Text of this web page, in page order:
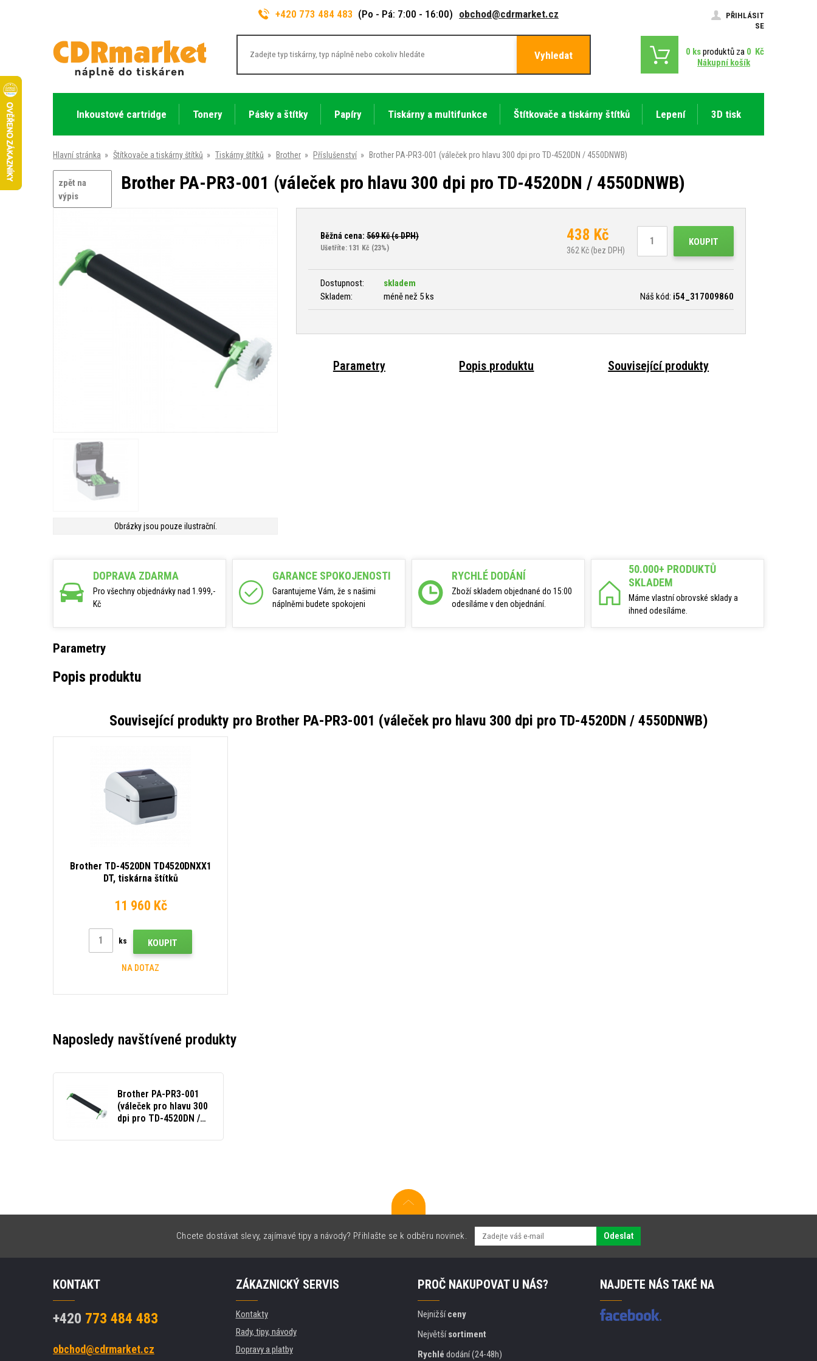
+420 773 484 483 (Po - Pá: 7:00 - 16:00) obchod@cdrmarket.cz
PŘIHLÁSIT
SE
Vyhledat 0 ksproduktů za 0 Kč
Nákupní košík
Inkoustové cartridge Tonery Pásky a štítky Papíry Tiskárny a multifunkce Štítkovače a tiskárny štítků Lepení 3D tisk
Hlavní stránka » Štítkovače a tiskárny štítků » Tiskárny štítků » Brother » Příslušenství » Brother PA-PR3-001 (váleček pro hlavu 300 dpi pro TD-4520DN / 4550DNWB)
zpět na
výpis
Brother PA-PR3-001 (váleček pro hlavu 300 dpi pro TD-4520DN / 4550DNWB)
Obrázky jsou pouze ilustrační.
Běžná cena: 569Kč (s DPH)
Ušetříte: 131 Kč (23%)
438 Kč
362 Kč (bez DPH)
KOUPIT
Dostupnost:
skladem
Skladem:
méně než 5 ks Náš kód: i54_317009860
Parametry Popis produktu Související produkty
DOPRAVA ZDARMA
Pro všechny objednávky nad 1.999,-
Kč
GARANCE SPOKOJENOSTI
Garantujeme Vám, že s našimi
náplněmi budete spokojeni
RYCHLÉ DODÁNÍ
Zboží skladem objednané do 15:00
odesíláme v den objednání.
50.000+ PRODUKTŮ
SKLADEM
Máme vlastní obrovské sklady a
ihned odesíláme.
Parametry
Popis produktu
Související produkty pro Brother PA-PR3-001 (váleček pro hlavu 300 dpi pro TD-4520DN / 4550DNWB)
Brother TD-4520DN TD4520DNXX1
DT, tiskárna štítků
11 960 Kč
ks KOUPIT
NA DOTAZ
Naposledy navštívené produkty
Brother PA-PR3-001
(váleček pro hlavu 300
dpi pro TD-4520DN /
Chcete dostávat slevy, zajímavé tipy a návody? Přihlašte se k odběru novinek. Odeslat
KONTAKT
+420 773 484 483
obchod@cdrmarket.cz
ZÁKAZNICKÝ SERVIS
Kontakty
Rady, tipy, návody
Dopravy a platby
PROČ NAKUPOVAT U NÁS?
Nejnižšíceny
Největšísortiment
Rychlé dodání (24-48h)
NAJDETE NÁS TAKÉ NA